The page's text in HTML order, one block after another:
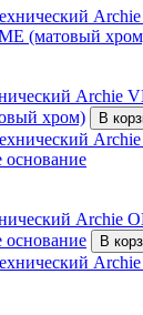
Archie
хром)
В
Archie
основание
В